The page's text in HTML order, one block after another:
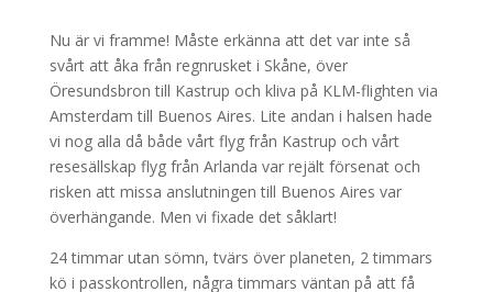
Nu är vi framme! Måste erkänna att det var inte så
svårt att åka från regnrusket i Skåne, över
Öresundsbron till Kastrup och kliva på KLM-flighten via
Amsterdam till Buenos Aires. Lite andan i halsen hade
vi nog alla då både vårt flyg från Kastrup och vårt
resesällskap flyg från Arlanda var rejält försenat och
risken att missa anslutningen till Buenos Aires var
överhängande. Men vi fixade det såklart!
24 timmar utan sömn, tvärs över planeten, 2 timmars
kö i passkontrollen, några timmars väntan på att få